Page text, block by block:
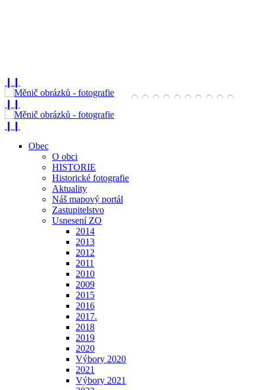
Obec
O obci
HISTORIE
Historické fotografie
Aktuality
Náš mapový portál
Zastupitelstvo
Usnesení ZO
2014
2013
2012
2011
2010
2009
2015
2016
2017.
2018
2019
2020
Výbory 2020
2021
Výbory 2021